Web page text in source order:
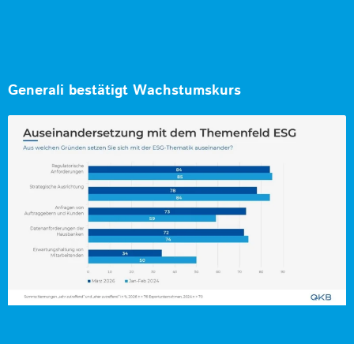
Generali bestätigt Wachstumskurs